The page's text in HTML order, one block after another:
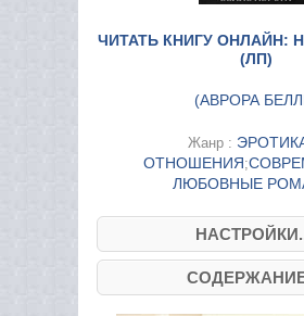
ЧИТАТЬ КНИГУ ОНЛАЙН:
(ЛП)
(АВРОРА
Жанр :
ОТНОШЕНИЯ;
ЛЮБОВНЫЕ